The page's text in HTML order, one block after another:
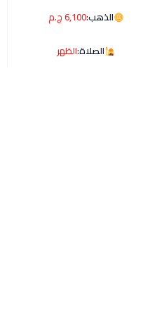
الذهب:6,100 ج.م
الصلاة:الظهر